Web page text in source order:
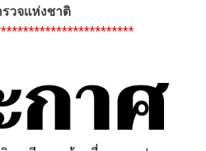
รวจแห่งชาติ